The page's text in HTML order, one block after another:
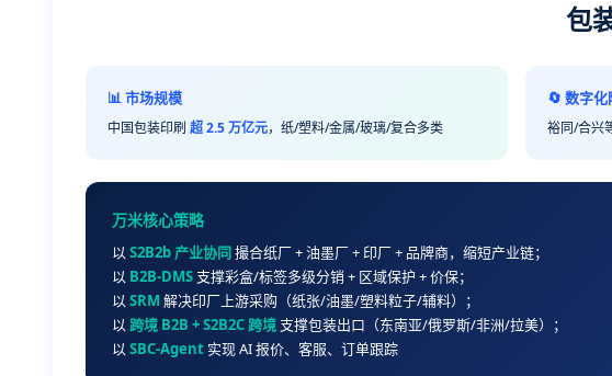
包
📊 市场规模
中国包装印刷 超 2.5 万亿元，纸/塑料/金属/玻璃/复合多类
🔄 数字化
裕同/合兴
万米核心策略
以 S2B2b 产业协同撮合纸厂 + 油墨厂 + 印厂 + 品牌商，缩短产业链；
以 B2B-DMS 支撑彩盒/标签多级分销 + 区域保护 + 价保；
以 SRM 解决印厂上游采购（纸张/油墨/塑料粒子/辅料）；
以 跨境 B2B + S2B2C 跨境 支撑包装出口（东南亚/俄罗斯/非洲/拉美）；
以 SBC-Agent 实现 AI 报价、客服、订单跟踪